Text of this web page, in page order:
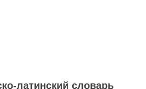
латинский словарь